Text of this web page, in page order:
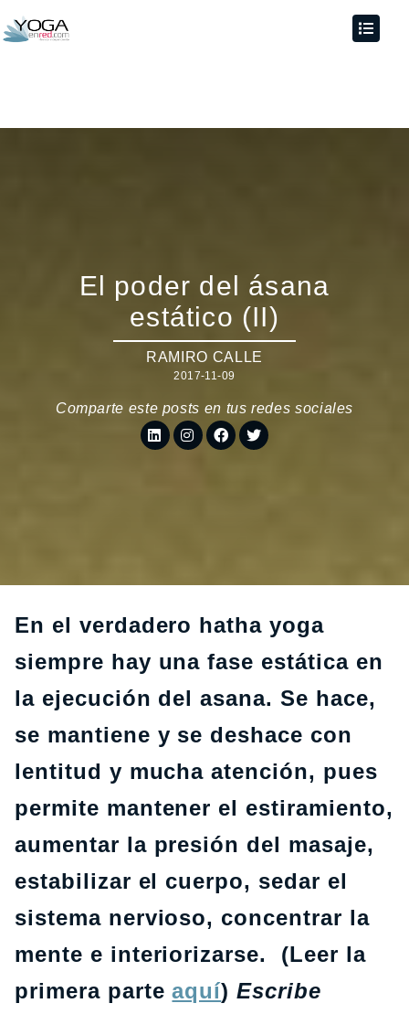
El poder del ásana
estático (II)
RAMIRO CALLE
2017-11-09
Comparte este posts en tus redes sociales
En el verdadero hatha yoga
siempre hay una fase estática en
la ejecución del asana. Se hace,
se mantiene y se deshace con
lentitud y mucha atención, pues
permite mantener el estiramiento,
aumentar la presión del masaje,
estabilizar el cuerpo, sedar el
sistema nervioso, concentrar la
mente e interiorizarse. (Leer la
primera parteaquí)Escribe